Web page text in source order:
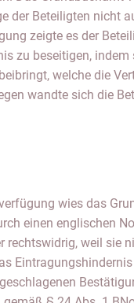
wandte sich die
wies das
einen englischen
rechtswidrig, weil sie